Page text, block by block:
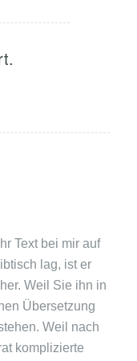
Text bei mir auf
lag, ist er
Weil Sie ihn in
Übersetzung
Weil nach
komplizierte